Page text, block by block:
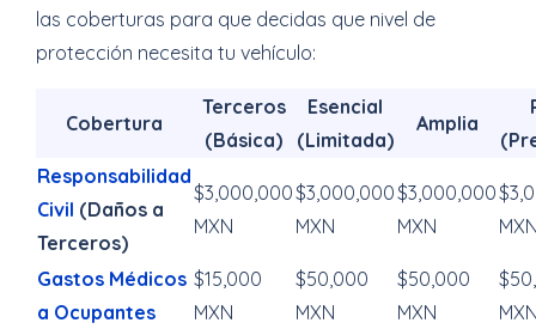
las coberturas para que decidas que nivel de
protección necesita tu vehículo:
Cobertura
Terceros
(Básica)
Esencial
(Limitada)
Amplia
Responsabilidad
Civil (Daños a
Terceros)
$3,000,000
MXN
$3,000,000
MXN
$3,000,000
MXN
Gastos Médicos
a Ocupantes
$15,000
MXN
$50,000
MXN
$50,000
MXN